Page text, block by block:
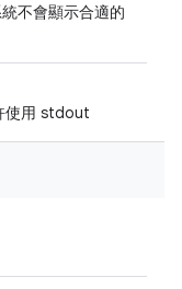
不會顯示合適的
使用 stdout